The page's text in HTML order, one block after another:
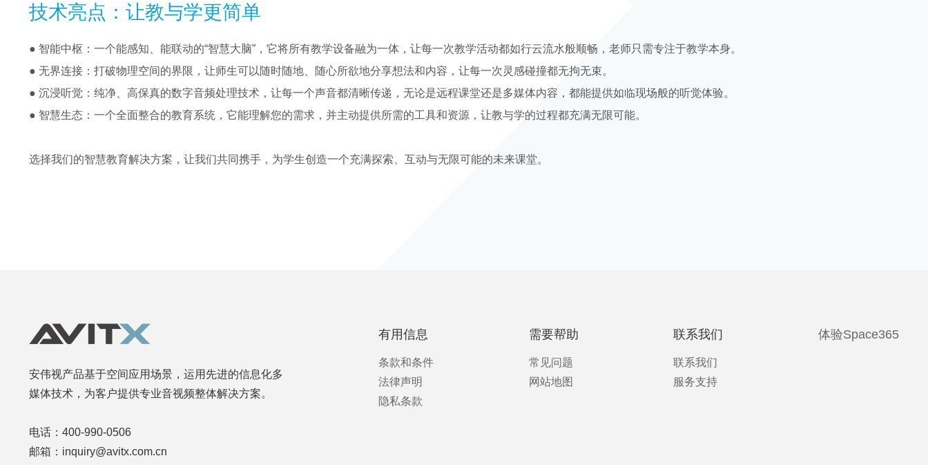
技术亮点：让教与学更简单
● 智能中枢：一个能感知、能联动的“智慧大脑”，它将所有教学设备融为一体，让每一次教学活动都如行云流水般顺畅，老师只需专注于教学本身。
● 无界连接：打破物理空间的界限，让师生可以随时随地、随心所欲地分享想法和内容，让每一次灵感碰撞都无拘无束。
● 沉浸听觉：纯净、高保真的数字音频处理技术，让每一个声音都清晰传递，无论是远程课堂还是多媒体内容，都能提供如临现场般的听觉体验。
● 智慧生态：一个全面整合的教育系统，它能理解您的需求，并主动提供所需的工具和资源，让教与学的过程都充满无限可能。
选择我们的智慧教育解决方案，让我们共同携手，为学生创造一个充满探索、互动与无限可能的未来课堂。
安伟视产品基于空间应用场景，运用先进的信息化多
媒体技术，为客户提供专业音视频整体解决方案。
电话：400-990-0506
邮箱：inquiry@avitx.com.cn
有用信息
条款和条件
法律声明
隐私条款
需要帮助
常见问题
网站地图
联系我们
联系我们
服务支持
体验Space365